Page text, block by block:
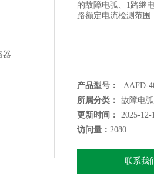
的故障电弧、1路继
路额定电流检测范围
产品型号：
AAFD-
所属分类：
故障电
更新时间：
2025-12-
访问量： 2080
联系我